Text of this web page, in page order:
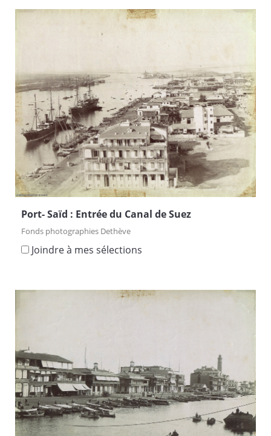
Port- Saïd : Entrée du Canal de Suez
Fonds photographies Dethève
Joindre à mes sélections